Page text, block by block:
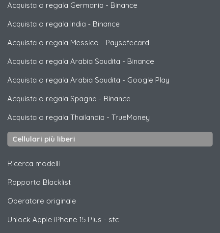
Acquista o regala Germania - Binance
Acquista o regala India - Binance
Acquista o regala Messico - Paysafecard
Acquista o regala Arabia Saudita - Binance
Acquista o regala Arabia Saudita - Google Play
Acquista o regala Spagna - Binance
Acquista o regala Thailandia - TrueMoney
Cellulari più liberi
Ricerca modelli
Rapporto Blacklist
Operatore originale
Unlock Apple iPhone 15 Plus - stc